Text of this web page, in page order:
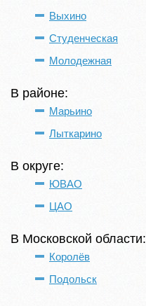
Выхино
Студенческая
Молодежная
В районе:
Марьино
Лыткарино
В округе:
ЮВАО
ЦАО
В Московской области:
Королёв
Подольск